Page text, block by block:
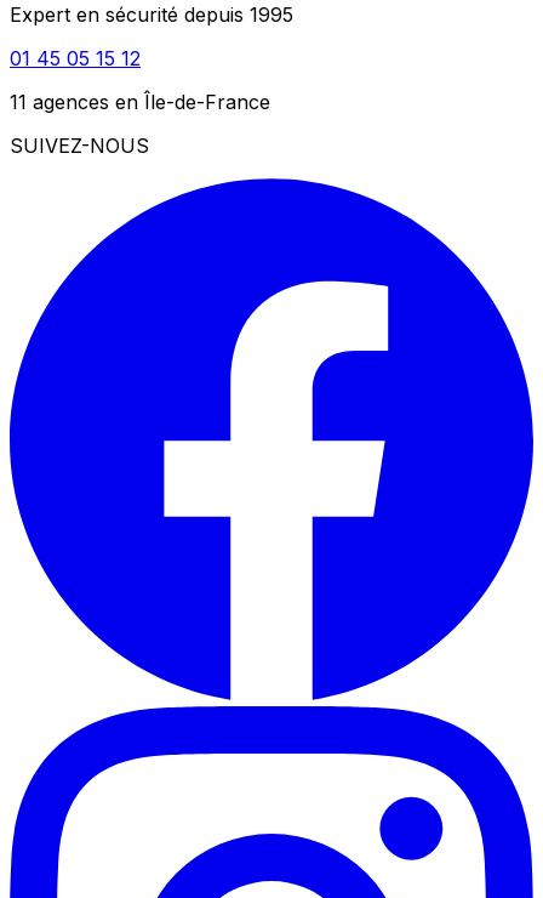
Expert en sécurité depuis 1995
01 45 05 15 12
11 agences en Île-de-France
SUIVEZ-NOUS